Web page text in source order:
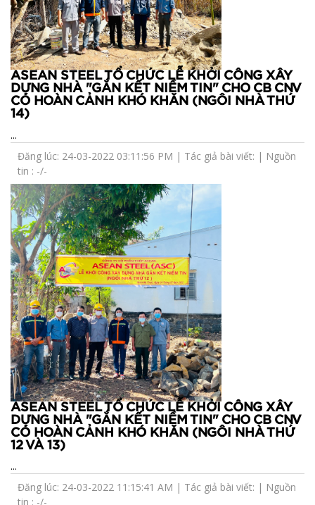
ASEAN STEEL TỔ CHỨC LỄ KHỞI CÔNG XÂY
DỰNG NHÀ "GẮN KẾT NIỀM TIN" CHO CB CNV
CÓ HOÀN CẢNH KHÓ KHĂN (NGÔI NHÀ THỨ
14)
...
Đăng lúc: 24-03-2022 03:11:56 PM | Tác giả bài viết: | Nguồn
tin : -/-
ASEAN STEEL TỔ CHỨC LỄ KHỞI CÔNG XÂY
DỰNG NHÀ "GẮN KẾT NIỀM TIN" CHO CB CNV
CÓ HOÀN CẢNH KHÓ KHĂN (NGÔI NHÀ THỨ
12 VÀ 13)
...
Đăng lúc: 24-03-2022 11:15:41 AM | Tác giả bài viết: | Nguồn
tin : -/-